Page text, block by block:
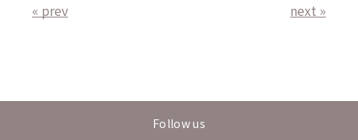
« prev next »
Follow us